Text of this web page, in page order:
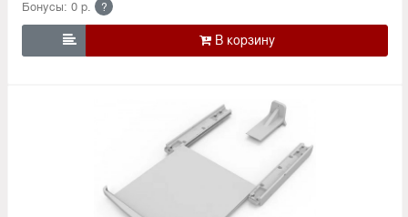
Бонусы: 0 р. ?
